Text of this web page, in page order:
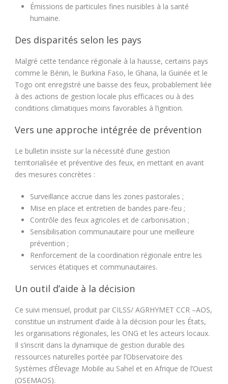
Émissions de particules fines nuisibles à la santé
humaine.
Des disparités selon les pays
Malgré cette tendance régionale à la hausse, certains pays
comme le Bénin, le Burkina Faso, le Ghana, la Guinée et le
Togo ont enregistré une baisse des feux, probablement liée
à des actions de gestion locale plus efficaces ou à des
conditions climatiques moins favorables à l’ignition.
Vers une approche intégrée de prévention
Le bulletin insiste sur la nécessité d’une gestion
territorialisée et préventive des feux, en mettant en avant
des mesures concrètes :
Surveillance accrue dans les zones pastorales ;
Mise en place et entretien de bandes pare-feu ;
Contrôle des feux agricoles et de carbonisation ;
Sensibilisation communautaire pour une meilleure
prévention ;
Renforcement de la coordination régionale entre les
services étatiques et communautaires.
Un outil d’aide à la décision
Ce suivi mensuel, produit par CILSS/ AGRHYMET CCR –AOS,
constitue un instrument d’aide à la décision pour les États,
les organisations régionales, les ONG et les acteurs locaux.
Il s’inscrit dans la dynamique de gestion durable des
ressources naturelles portée par l’Observatoire des
Systèmes d’Élevage Mobile au Sahel et en Afrique de l’Ouest
(OSEMAOS).